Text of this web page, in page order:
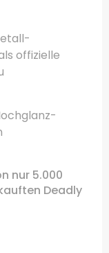
-
offizielle
nur 5.000
Deadly